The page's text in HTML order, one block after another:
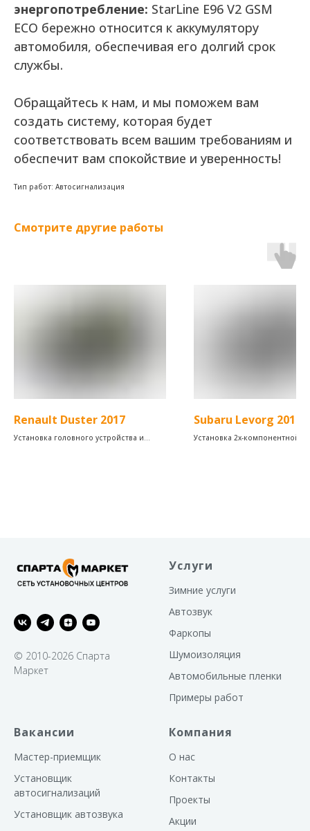
энергопотребление: StarLine E96 V2 GSM
ECO бережно относится к аккумулятору
автомобиля, обеспечивая его долгий срок
службы.
Обращайтесь к нам, и мы поможем вам
создать систему, которая будет
соответствовать всем вашим требованиям и
обеспечит вам спокойствие и уверенность!
Тип работ: Автосигнализация
Смотрите другие работы
Renault Duster 2017
Установка головного устройства и
Subaru Levorg 2015
Установка 2х-компонентной
© 2010-2026 Спарта
Маркет
Услуги
Зимние услуги
Автозвук
Фаркопы
Шумоизоляция
Автомобильные пленки
Примеры работ
Вакансии
Мастер-приемщик
Установщик
автосигнализаций
Установщик автозвука
Компания
О нас
Контакты
Проекты
Акции